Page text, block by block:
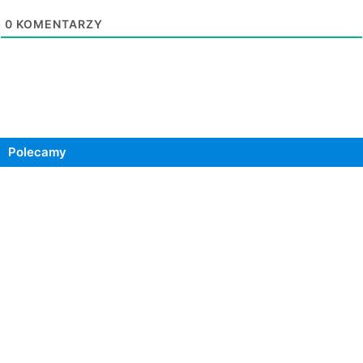
0 KOMENTARZY
Polecamy